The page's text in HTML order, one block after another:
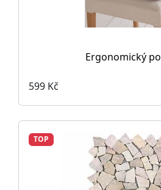
Ergonomický
599 Kč
TOP